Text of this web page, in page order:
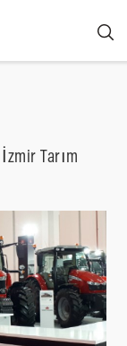
Tarım